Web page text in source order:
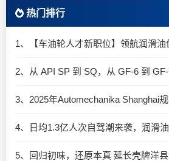
热门排行
1、【车油轮人才新职位】领航润滑油
4、日均1.3亿人次自驾潮来袭，润滑
5、回归初味，还原本真 延长壳牌洋